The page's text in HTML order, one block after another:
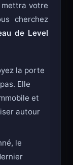
mettra votre
cherchez
de Level
la porte
Elle
et
autour
le